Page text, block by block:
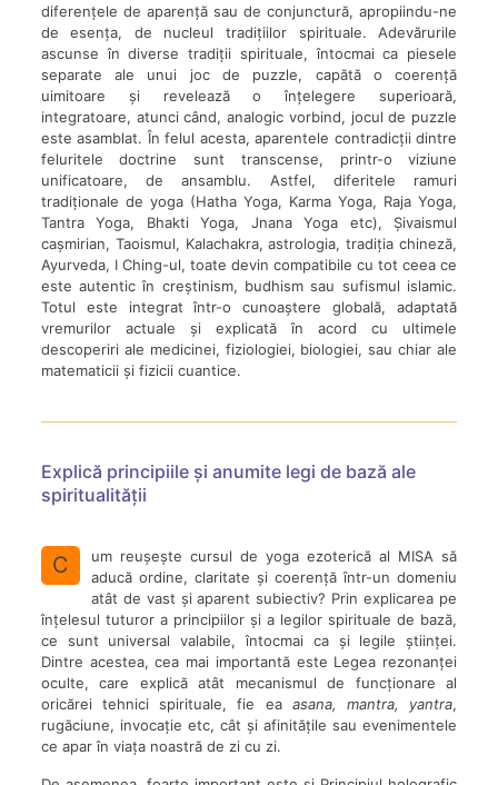
diferențele de aparență sau de conjunctură, apropiindu-ne
de esența, de nucleul tradițiilor spirituale. Adevărurile
ascunse în diverse tradiții spirituale, întocmai ca piesele
separate ale unui joc de puzzle, capătă o coerență
uimitoare și revelează o înțelegere superioară,
integratoare, atunci când, analogic vorbind, jocul de puzzle
este asamblat. În felul acesta, aparentele contradicții dintre
feluritele doctrine sunt transcense, printr-o viziune
unificatoare, de ansamblu. Astfel, diferitele ramuri
tradiționale de yoga (Hatha Yoga, Karma Yoga, Raja Yoga,
Tantra Yoga, Bhakti Yoga, Jnana Yoga etc), Șivaismul
cașmirian, Taoismul, Kalachakra, astrologia, tradiția chineză,
Ayurveda, I Ching-ul, toate devin compatibile cu tot ceea ce
este autentic în creștinism, budhism sau sufismul islamic.
Totul este integrat într-o cunoaștere globală, adaptată
vremurilor actuale și explicată în acord cu ultimele
descoperiri ale medicinei, fiziologiei, biologiei, sau chiar ale
matematicii și fizicii cuantice.
Explică principiile și anumite legi de bază ale
spiritualității
C
um reușește cursul de yoga ezoterică al MISA să
aducă ordine, claritate și coerență într-un domeniu
atât de vast și aparent subiectiv? Prin explicarea pe
înțelesul tuturor a principiilor și a legilor spirituale de bază,
ce sunt universal valabile, întocmai ca și legile științei.
Dintre acestea, cea mai importantă este Legea rezonanței
oculte, care explică atât mecanismul de funcționare al
oricărei tehnici spirituale, fie ea asana, mantra, yantra,
rugăciune, invocație etc, cât și afinitățile sau evenimentele
ce apar în viața noastră de zi cu zi.